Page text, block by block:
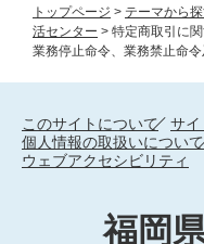
トップページ > テーマから
活センター > 特定商取引に
業務停止命令、業務禁止命
このサイトについて
サイ
個人情報の取扱いについて
ウェブアクセシビリティ
福岡